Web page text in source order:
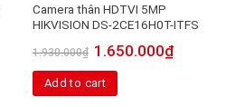
Camera thân HDTVI 5MP
HIKVISION DS-2CE16H0T-ITFS
1.930.000₫ 1.650.000₫
Add to cart